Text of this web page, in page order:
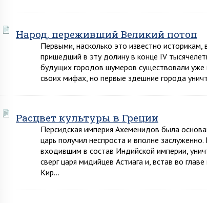
Народ, переживщий Великий потоп
Первыми, насколько это известно
пришедший в эту долину в конце IV
будущих городов шумеров существовали
своих мифах, но первые здешние города
Расцвет культуры в Греции
Персидская империя Ахеменидов была
царь получил неспроста и вполне
входившим в состав Индийской империи,
сверг царя мидийцев Астиага и, встав во
Кир…